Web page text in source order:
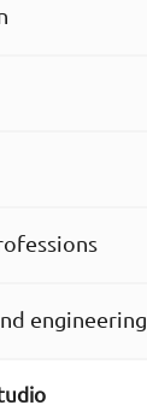
engineering